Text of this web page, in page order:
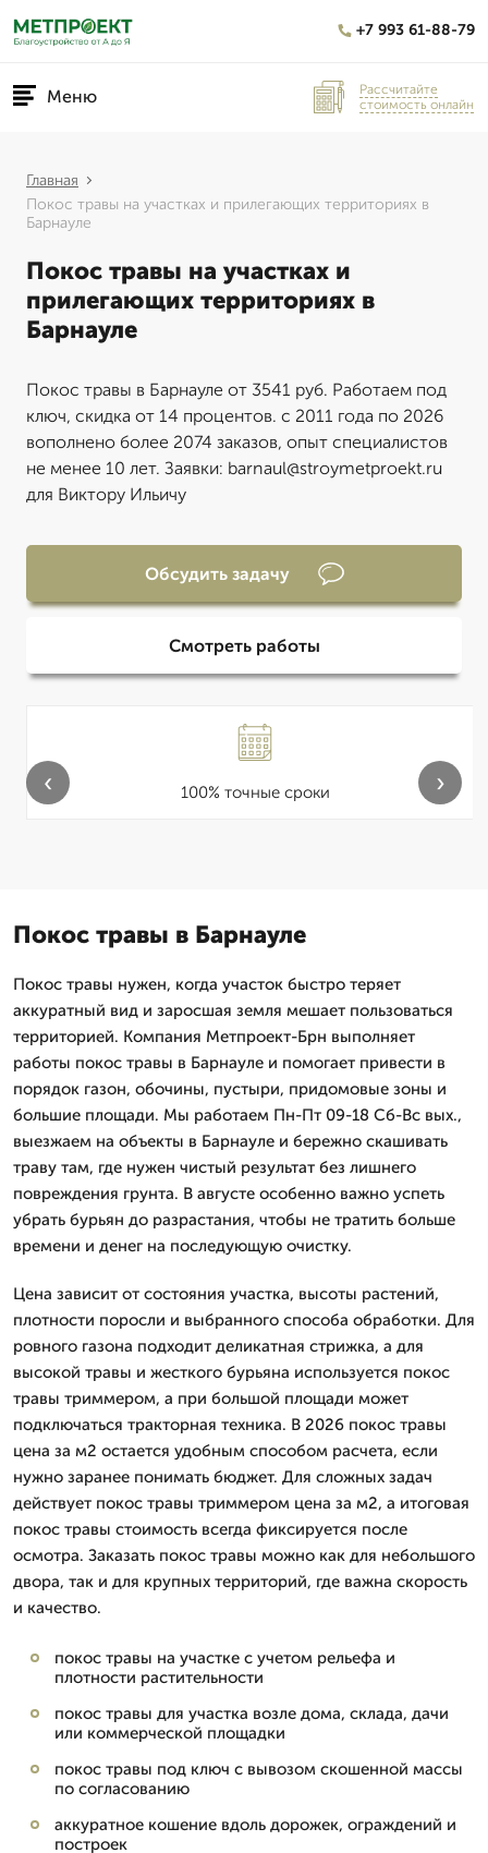
+7 993 61-88-79
Меню
Рассчитайте
стоимость онлайн
Главная
Покос травы на участках и прилегающих территориях в
Барнауле
Покос травы на участках и
прилегающих территориях в
Барнауле
Покос травы в Барнауле от 3541 руб. Работаем под
ключ, скидка от 14 процентов. с 2011 года по 2026
вополнено более 2074 заказов, опыт специалистов
не менее 10 лет. Заявки: barnaul@stroymetproekt.ru
для Виктору Ильичу
Обсудить задачу
Смотреть работы
100% точные сроки
‹ ›
Покос травы в Барнауле
Покос травы нужен, когда участок быстро теряет
аккуратный вид и заросшая земля мешает пользоваться
территорией. Компания Метпроект-Брн выполняет
работы покос травы в Барнауле и помогает привести в
порядок газон, обочины, пустыри, придомовые зоны и
большие площади. Мы работаем Пн-Пт 09-18 Сб-Вс вых.,
выезжаем на объекты в Барнауле и бережно скашивать
траву там, где нужен чистый результат без лишнего
повреждения грунта. В августе особенно важно успеть
убрать бурьян до разрастания, чтобы не тратить больше
времени и денег на последующую очистку.
Цена зависит от состояния участка, высоты растений,
плотности поросли и выбранного способа обработки. Для
ровного газона подходит деликатная стрижка, а для
высокой травы и жесткого бурьяна используется покос
травы триммером, а при большой площади может
подключаться тракторная техника. В 2026 покос травы
цена за м2 остается удобным способом расчета, если
нужно заранее понимать бюджет. Для сложных задач
действует покос травы триммером цена за м2, а итоговая
покос травы стоимость всегда фиксируется после
осмотра. Заказать покос травы можно как для небольшого
двора, так и для крупных территорий, где важна скорость
и качество.
покос травы на участке с учетом рельефа и
плотности растительности
покос травы для участка возле дома, склада, дачи
или коммерческой площадки
покос травы под ключ с вывозом скошенной массы
по согласованию
аккуратное кошение вдоль дорожек, ограждений и
построек